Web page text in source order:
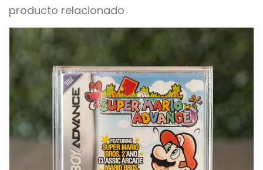
producto relacionado